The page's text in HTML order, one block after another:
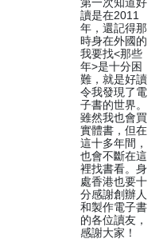
讀是在2011
年，還記得那
時身在外國的
我要找<那些
年>是十分困
難，就是好讀
令我發現了電
子書的世界。
雖然我也會買
實體書，但在
這十多年間，
也會不斷在這
裡找書看。身
處香港也要十
分感謝創辦人
和製作電子書
的各位讀友，
感謝大家！